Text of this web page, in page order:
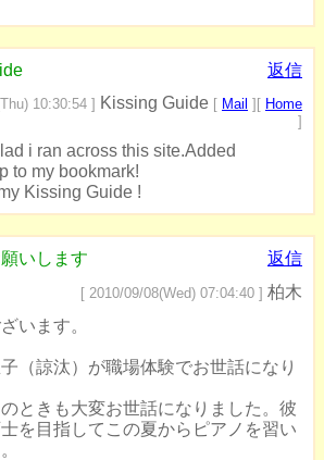
返信
10:30:54 ] Kissing Guide [ Mail ][ Home
]
i ran across this site.Added
to my bookmark!
Kissing Guide !
いします 返信
[ 2010/09/08(Wed) 07:04:40 ] 柏木
います。
（諒汰）が職場体験でお世話になり
ときも大変お世話になりました。彼
を目指してこの夏からピアノを習い